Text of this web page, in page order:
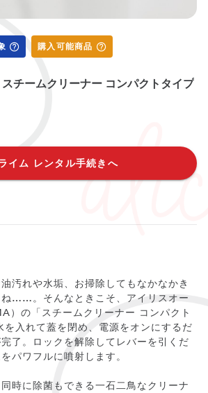
購入可能商品
チームクリーナー コンパクトタイプ
イム レンタル手続きへ
汚れや水垢、お掃除してもなかなかき
……。そんなときこそ、アイリスオー
）の「スチームクリーナー コンパクト
を入れて蓋を閉め、電源をオンにするだ
了。ロックを解除してレバーを引くだ
パワフルに噴射します。
時に除菌もできる一石二鳥なクリーナ